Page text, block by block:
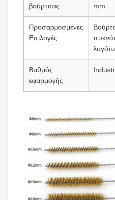
βούρτσας
mm
Προσαρμοσμένες
Επιλογές
Βαθμός
εφαρμογής